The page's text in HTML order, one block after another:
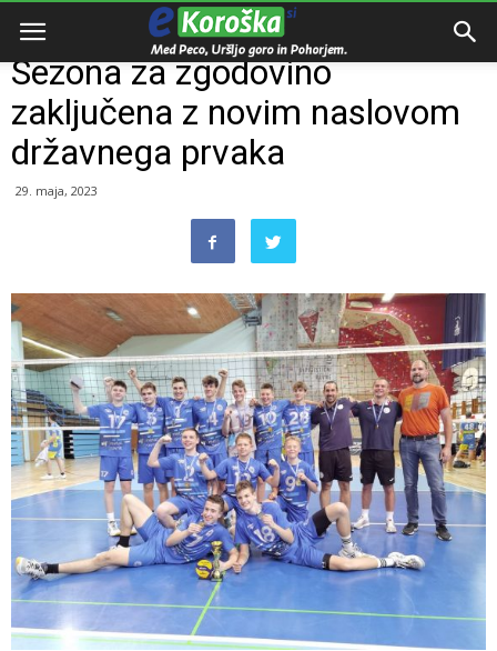
Domov
Sezona za zgodovino
zaključena z novim naslovom
državnega prvaka
29. maja, 2023